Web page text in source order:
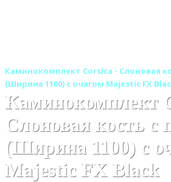
Каминокомплект Corsica - Слоновая
(Ширина 1100) с очагом Majestic FX
Каминокомплект
Слоновая кость с
(Ширина 1100) с
Majestic FX Black